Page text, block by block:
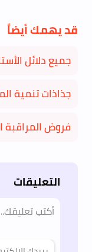
قد يهمك أيضاً
جميع دلائل
جذاذات تنمية
فروض المراقبة
التعليقات